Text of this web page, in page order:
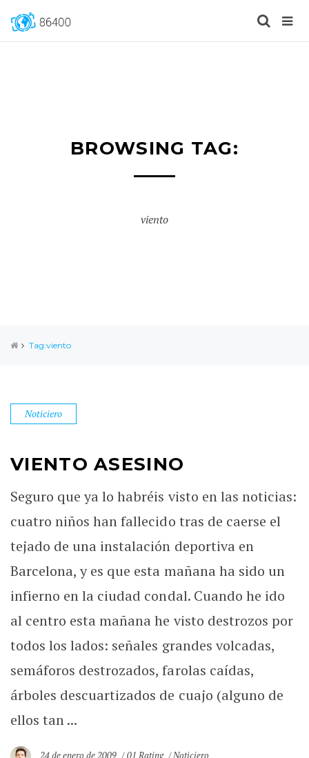
BROWSING TAG:
viento
Tag:viento
Noticiero
VIENTO ASESINO
Seguro que ya lo habréis visto en las noticias:
cuatro niños han fallecido tras de caerse el
tejado de una instalación deportiva en
Barcelona, y es que esta mañana ha sido un
infierno en la ciudad condal. Cuando he ido
al centro esta mañana he visto destrozos por
todos los lados: señales grandes volcadas,
semáforos destrozados, farolas caídas,
árboles descuartizados de cuajo (alguno de
ellos tan ...
24 de enero de 2009 01 Rating Noticiero